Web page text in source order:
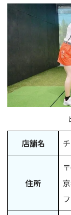
チキンゴルフ京
チキンゴルフ京
チキンゴル
チキンゴル
チキンゴル
駅近で丁寧な指
店舗名
住所